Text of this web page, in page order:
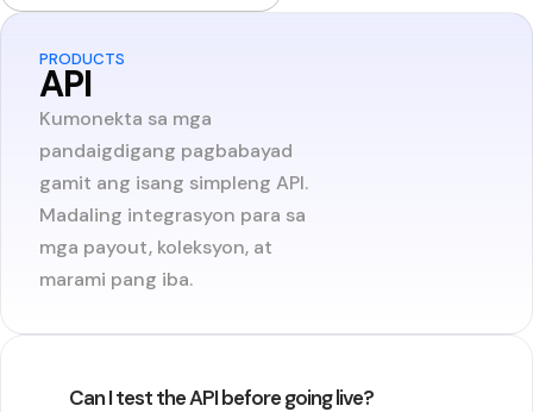
PRODUCTS
API
Kumonekta sa mga
pandaigdigang pagbabayad
gamit ang isang simpleng API.
Madaling integrasyon para sa
mga payout, koleksyon, at
marami pang iba.
Can I test the API before going live?